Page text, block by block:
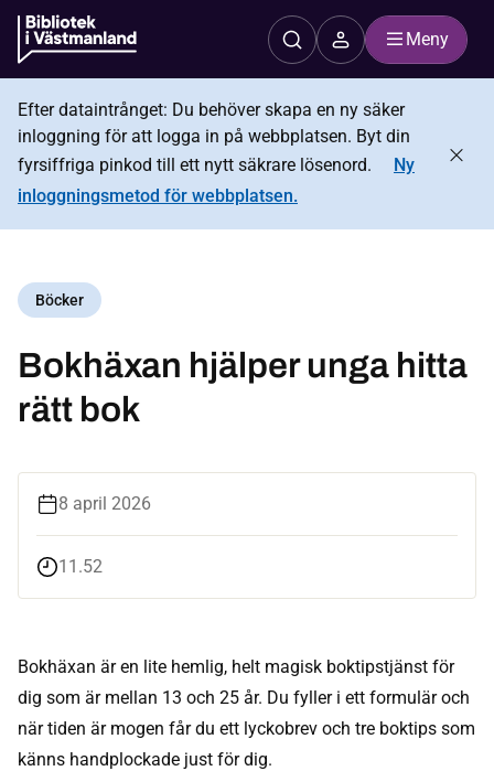
Meny
Efter dataintrånget: Du behöver skapa en ny säker
inloggning för att logga in på webbplatsen. Byt din
fyrsiffriga pinkod till ett nytt säkrare lösenord.
Ny
inloggningsmetod för webbplatsen.
Böcker
Bokhäxan hjälper unga hitta
rätt bok
8 april 2026
11.52
Bokhäxan är en lite hemlig, helt magisk boktipstjänst för
dig som är mellan 13 och 25 år. Du fyller i ett formulär och
när tiden är mogen får du ett lyckobrev och tre boktips som
känns handplockade just för dig.